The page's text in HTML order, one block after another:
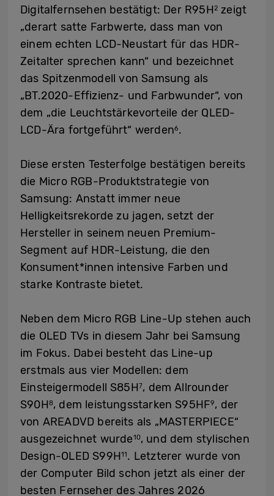
Digitalfernsehen bestätigt: Der R95H2zeigt
„derart satte Farbwerte, dass man von
einem echten LCD-Neustart für das HDR-
Zeitalter sprechen kann“ und bezeichnet
das Spitzenmodell von Samsung als
„BT.2020-Effizienz- und Farbwunder“, von
dem „die Leuchtstärkevorteile der QLED-
LCD-Ära fortgeführt“ werden6.
Diese ersten Testerfolge bestätigen bereits
die Micro RGB-Produktstrategie von
Samsung: Anstatt immer neue
Helligkeitsrekorde zu jagen, setzt der
Hersteller in seinem neuen Premium-
Segment auf HDR-Leistung, die den
Konsument*innen intensive Farben und
starke Kontraste bietet.
Neben dem Micro RGB Line-Up stehen auch
die OLED TVs in diesem Jahr bei Samsung
im Fokus. Dabei besteht das Line-up
erstmals aus vier Modellen: dem
Einsteigermodell S85H7, dem Allrounder
S90H8, dem leistungsstarken S95HF9, der
von AREADVD bereits als „MASTERPIECE“
ausgezeichnet wurde10, und dem stylischen
Design-OLED S99H11. Letzterer wurde von
der Computer Bild schon jetzt als einer der
besten Fernseher des Jahres 2026